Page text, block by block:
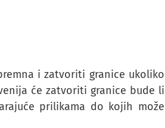
i zatvoriti granice ukoliko
će zatvoriti granice bude li
prilikama do kojih može